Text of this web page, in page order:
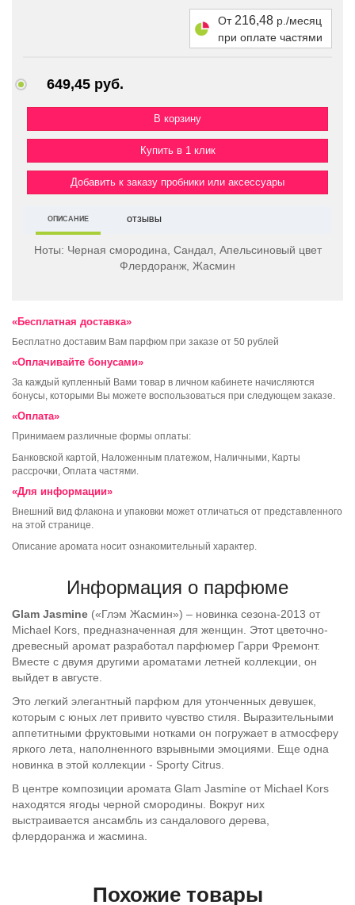
От 216,48 р./месяц
при оплате частями
649,45 руб.
Купить в 1 клик
Добавить к заказу пробники или аксессуары
ОПИСАНИЕ ОТЗЫВЫ
Ноты: Черная смородина, Сандал, Апельсиновый цвет
Флердоранж, Жасмин
«Бесплатная доставка»
Бесплатно доставим Вам парфюм при заказе от 50 рублей
«Оплачивайте бонусами»
За каждый купленный Вами товар в личном кабинете начисляются
бонусы, которыми Вы можете воспользоваться при следующем заказе.
«Оплата»
Принимаем различные формы оплаты:
Банковской картой, Наложенным платежом, Наличными, Карты
рассрочки, Оплата частями.
«Для информации»
Внешний вид флакона и упаковки может отличаться от представленного
на этой странице.
Описание аромата носит ознакомительный характер.
Информация о парфюме
Glam Jasmine («Глэм Жасмин») – новинка сезона-2013 от
Michael Kors, предназначенная для женщин. Этот цветочно-
древесный аромат разработал парфюмер Гарри Фремонт.
Вместе с двумя другими ароматами летней коллекции, он
выйдет в августе.
Это легкий элегантный парфюм для утонченных девушек,
которым с юных лет привито чувство стиля. Выразительными
аппетитными фруктовыми нотками он погружает в атмосферу
яркого лета, наполненного взрывными эмоциями. Еще одна
новинка в этой коллекции - Sporty Citrus.
В центре композиции аромата Glam Jasmine от Michael Kors
находятся ягоды черной смородины. Вокруг них
выстраивается ансамбль из сандалового дерева,
флердоранжа и жасмина.
Похожие товары